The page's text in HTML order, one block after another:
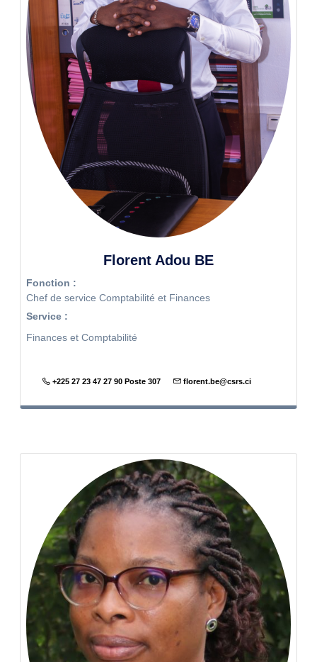
Florent Adou BE
Fonction :
Chef de service Comptabilité et Finances
Service :
Finances et Comptabilité
+225 27 23 47 27 90 Poste 307 florent.be@csrs.ci